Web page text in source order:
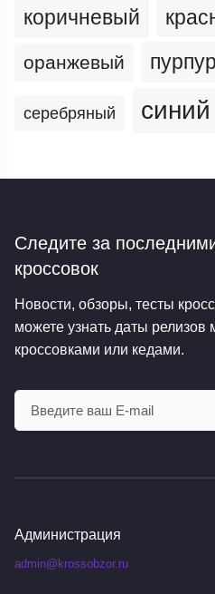
коричневый
оранжевый
серебряный синий
Следите за
кроссовок
Новости, обзоры, тесты
можете узнать даты релизов
кроссовками или кедами.
Администрация
admin@krossobzor.ru